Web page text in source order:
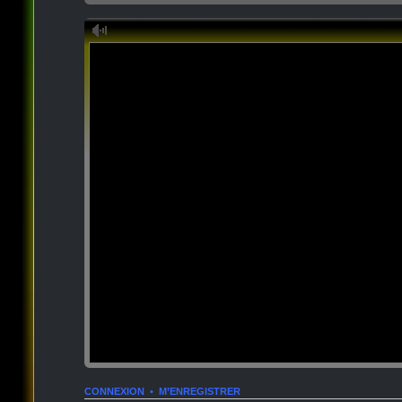
CONNEXION• M’ENREGISTRER